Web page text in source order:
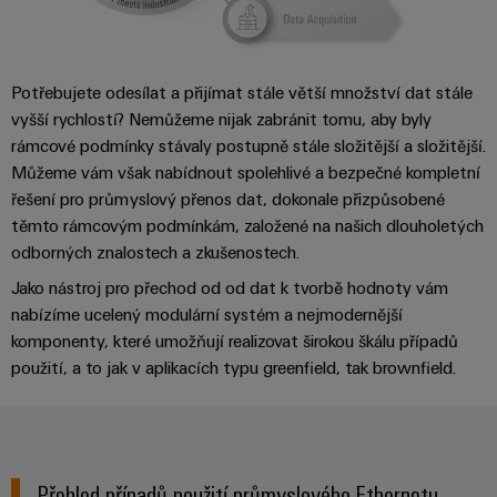
pro
datová
centra
-
efektivní,
spolehlivé,
škálovatelné
Fotovoltaika
Využití
solární
energie
pro
stupeň
budov
Ethernet
Skříň
a
pole
Chytrá
výroba
skříní
Inteligentní
měření
Propojovací
kabelů,
a
kabelů
Zapojení
PLC
a
řešení
migrace
zařízení
Servisní
digitální
software
Weidmüller
Configurator
Služby
v
oblasti
konektorů
PCB
Laboratorní
služby
zákazníky
Weidmüller
Human
Resources
Náš
management
Média
Novinky
stažení
Ceník
a
obchodní
podmínky
Letáky
a
prodejní
novinky
Síťová integrace Modularita
Jednoduchost
Poradenství & Podpora
Potřebujete odesílat a přijímat stále větší množství dat stále
vyšší rychlostí? Nemůžeme nijak zabránit tomu, aby byly
rámcové podmínky stávaly postupně stále složitější a složitější.
Můžeme vám však nabídnout spolehlivé a bezpečné kompletní
řešení pro průmyslový přenos dat, dokonale přizpůsobené
těmto rámcovým podmínkám, založené na našich dlouholetých
odborných znalostech a zkušenostech.
Jako nástroj pro přechod od od dat k tvorbě hodnoty vám
nabízíme ucelený modulární systém a nejmodernější
komponenty, které umožňují realizovat širokou škálu případů
použití, a to jak v aplikacích typu greenfield, tak brownfield.